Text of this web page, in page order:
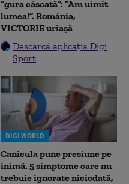
”gura căscată”: ”Am uimit
lumea!”. România,
VICTORIE uriașă
Descarcă aplicația Digi
Sport
DIGI WORLD
Canicula pune presiune pe
inimă. 5 simptome care nu
trebuie ignorate niciodată,